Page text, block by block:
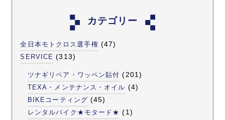
カテゴリー
全日本モトクロス選手権 (47)
SERVICE (313)
ツナギリペア・ワッペン貼付 (201)
TEXA・メンテナンス・オイル (4)
BIKEコーティング (45)
レンタルバイク★モタード★ (1)